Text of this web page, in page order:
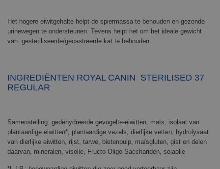
Het hogere eiwitgehalte helpt de spiermassa te behouden en gezonde
urinewegen te ondersteunen. Tevens helpt het om het ideale gewicht
van gesteriliseerde/gecastreerde kat te behouden.
INGREDIËNTEN ROYAL CANIN STERILISED 37
REGULAR
Samenstelling: gedehydreerde gevogelte-eiwitten, maïs, isolaat van
plantaardige eiwitten*, plantaardige vezels, dierlijke vetten, hydrolysaat
van dierlijke eiwitten, rijst, tarwe, bietenpulp, maïsgluten, gist en delen
daarvan, mineralen, visolie, Fructo-Oligo-Sacchariden, sojaolie